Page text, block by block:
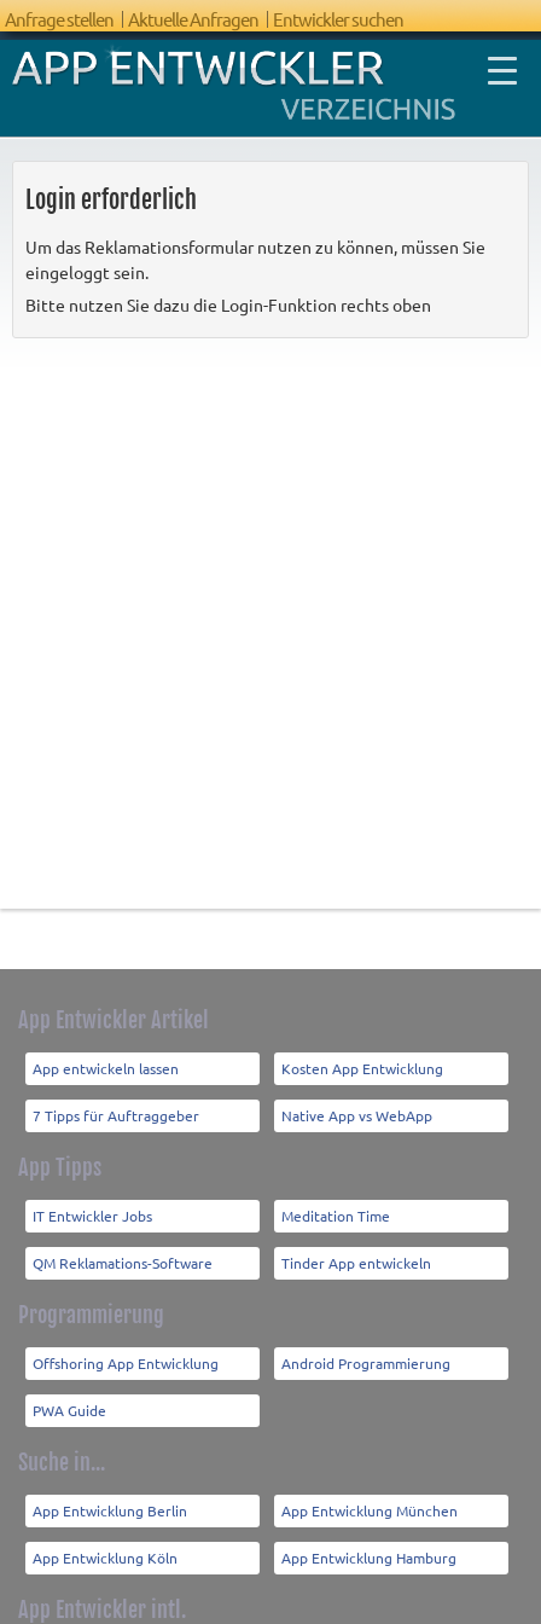
Anfrage stellen Aktuelle Anfragen Entwickler suchen
Login erforderlich
Um das Reklamationsformular nutzen zu können, müssen Sie
eingeloggt sein.
Bitte nutzen Sie dazu die Login-Funktion rechts oben
App Entwickler Artikel
App entwickeln lassen Kosten App Entwicklung
7 Tipps für Auftraggeber Native App vs WebApp
App Tipps
IT Entwickler Jobs Meditation Time
QM Reklamations-Software Tinder App entwickeln
Programmierung
Offshoring App Entwicklung Android Programmierung
PWA Guide
Suche in...
App Entwicklung Berlin App Entwicklung München
App Entwicklung Köln App Entwicklung Hamburg
App Entwickler intl.